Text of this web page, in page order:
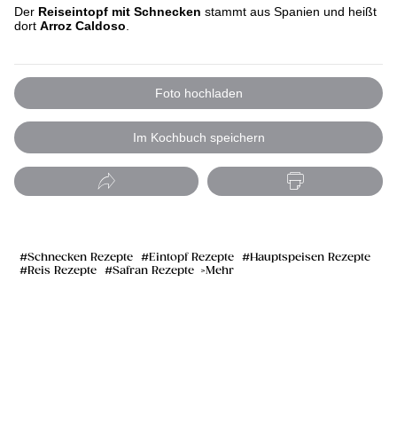
Der Reiseintopf mit Schnecken stammt aus Spanien und heißt
dort Arroz Caldoso.
Foto hochladen
Im Kochbuch speichern
Schnecken Rezepte Eintopf Rezepte
Hauptspeisen Rezepte
Reis Rezepte
Safran Rezepte Mehr